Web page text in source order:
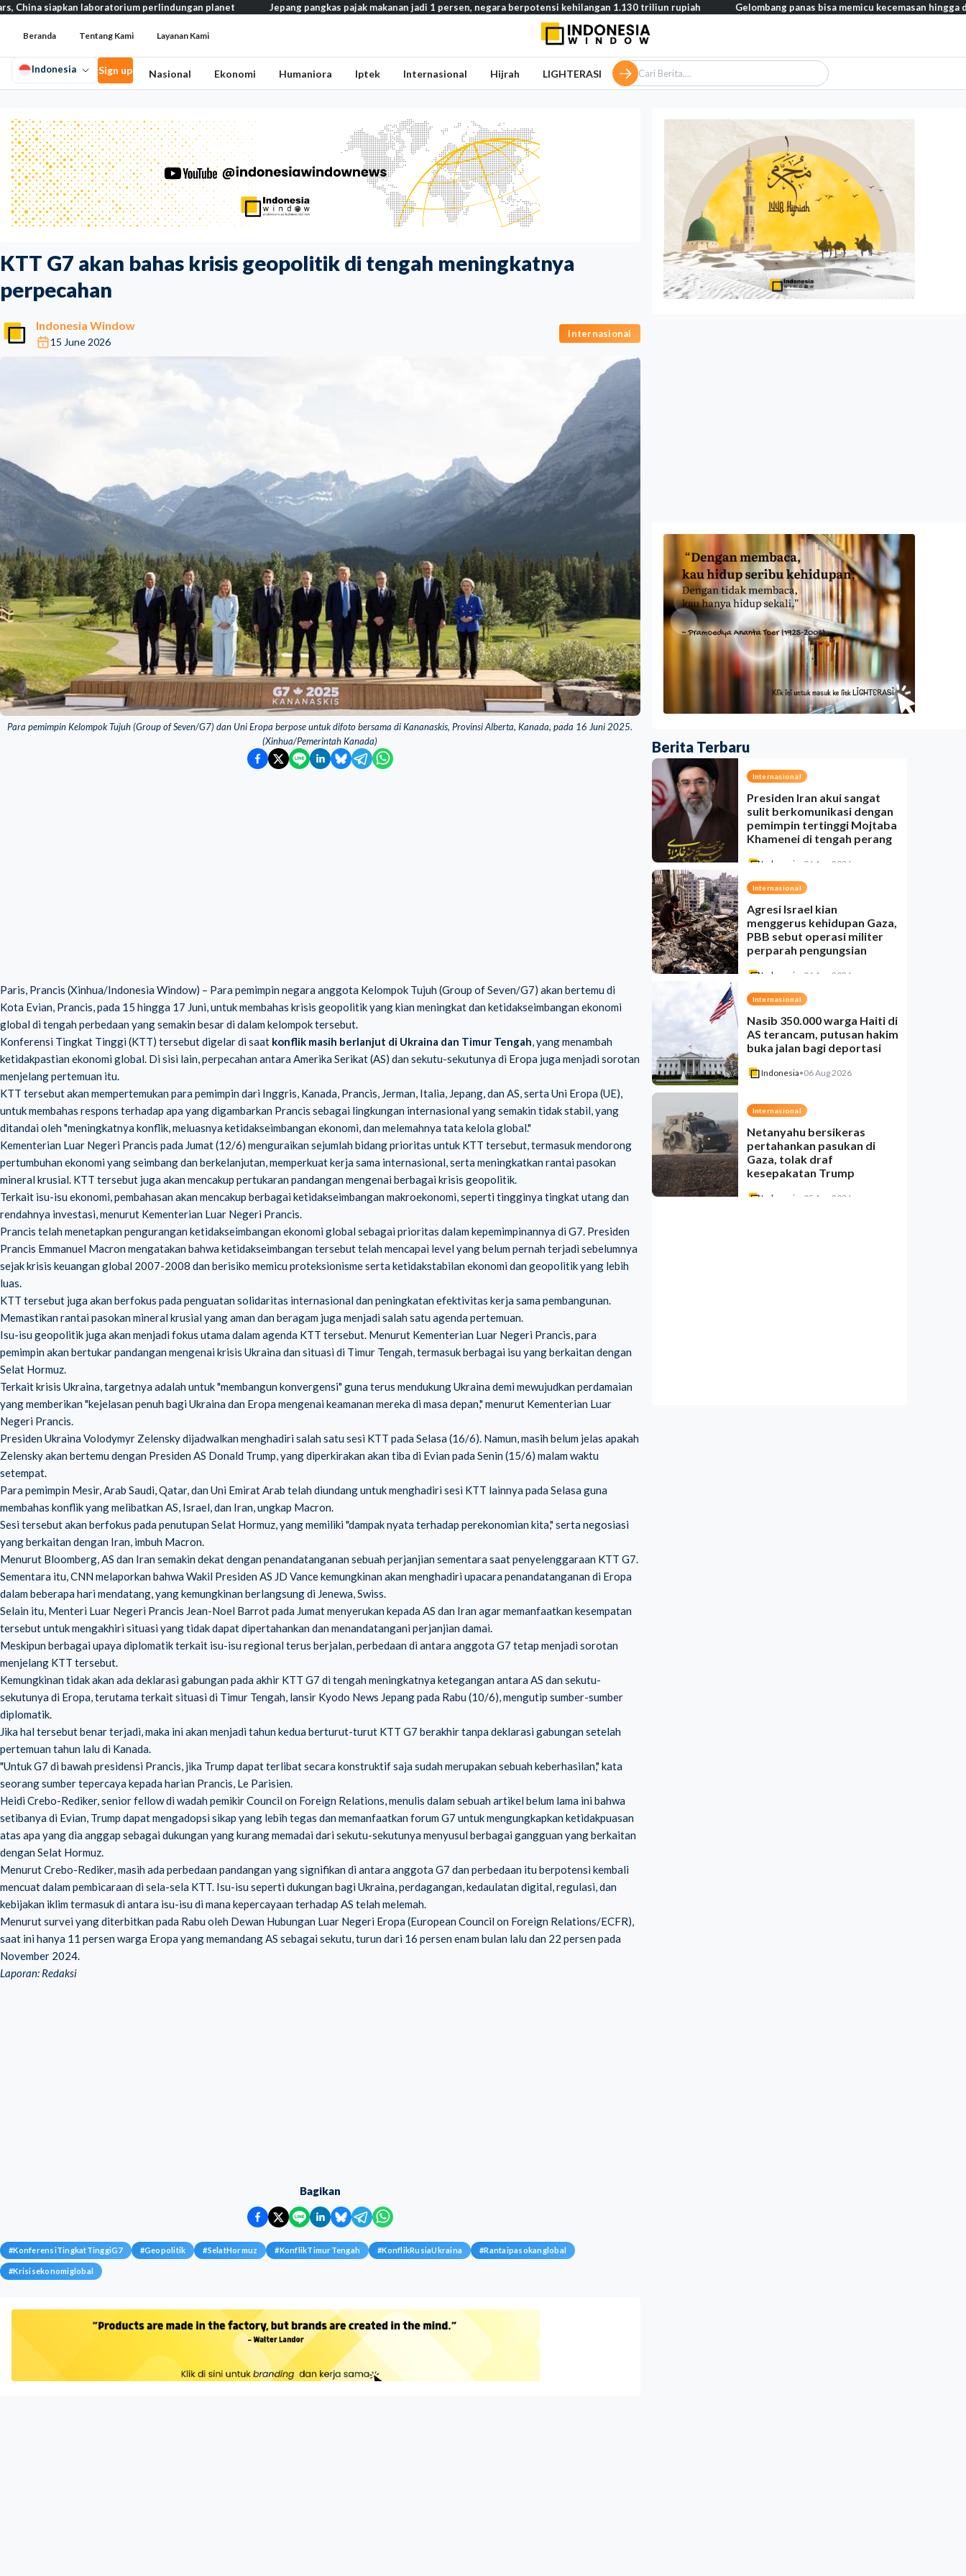
KTT G7 akan bahas krisis geopolitik di tengah meningkatnya
perpecahan
Indonesia Window
15 June 2026
Internasional
Para pemimpin Kelompok Tujuh (Group of Seven/G7) dan Uni Eropa berpose untuk difoto bersama di Kananaskis, Provinsi Alberta, Kanada, pada 16 Juni 2025.
(Xinhua/Pemerintah Kanada)
Paris, Prancis (Xinhua/Indonesia Window) – Para pemimpin negara anggota Kelompok Tujuh (Group of Seven/G7) akan bertemu di
Kota Evian, Prancis, pada 15 hingga 17 Juni, untuk membahas krisis geopolitik yang kian meningkat dan ketidakseimbangan ekonomi
global di tengah perbedaan yang semakin besar di dalam kelompok tersebut.
Konferensi Tingkat Tinggi (KTT) tersebut digelar di saat konflik masih berlanjut di Ukraina dan Timur Tengah, yang menambah
ketidakpastian ekonomi global. Di sisi lain, perpecahan antara Amerika Serikat (AS) dan sekutu-sekutunya di Eropa juga menjadi sorotan
menjelang pertemuan itu.
KTT tersebut akan mempertemukan para pemimpin dari Inggris, Kanada, Prancis, Jerman, Italia, Jepang, dan AS, serta Uni Eropa (UE),
untuk membahas respons terhadap apa yang digambarkan Prancis sebagai lingkungan internasional yang semakin tidak stabil, yang
ditandai oleh "meningkatnya konflik, meluasnya ketidakseimbangan ekonomi, dan melemahnya tata kelola global."
Kementerian Luar Negeri Prancis pada Jumat (12/6) menguraikan sejumlah bidang prioritas untuk KTT tersebut, termasuk mendorong
pertumbuhan ekonomi yang seimbang dan berkelanjutan, memperkuat kerja sama internasional, serta meningkatkan rantai pasokan
mineral krusial. KTT tersebut juga akan mencakup pertukaran pandangan mengenai berbagai krisis geopolitik.
Terkait isu-isu ekonomi, pembahasan akan mencakup berbagai ketidakseimbangan makroekonomi, seperti tingginya tingkat utang dan
rendahnya investasi, menurut Kementerian Luar Negeri Prancis.
Prancis telah menetapkan pengurangan ketidakseimbangan ekonomi global sebagai prioritas dalam kepemimpinannya di G7. Presiden
Prancis Emmanuel Macron mengatakan bahwa ketidakseimbangan tersebut telah mencapai level yang belum pernah terjadi sebelumnya
sejak krisis keuangan global 2007-2008 dan berisiko memicu proteksionisme serta ketidakstabilan ekonomi dan geopolitik yang lebih
luas.
KTT tersebut juga akan berfokus pada penguatan solidaritas internasional dan peningkatan efektivitas kerja sama pembangunan.
Memastikan rantai pasokan mineral krusial yang aman dan beragam juga menjadi salah satu agenda pertemuan.
Isu-isu geopolitik juga akan menjadi fokus utama dalam agenda KTT tersebut. Menurut Kementerian Luar Negeri Prancis, para
pemimpin akan bertukar pandangan mengenai krisis Ukraina dan situasi di Timur Tengah, termasuk berbagai isu yang berkaitan dengan
Selat Hormuz.
Terkait krisis Ukraina, targetnya adalah untuk "membangun konvergensi" guna terus mendukung Ukraina demi mewujudkan perdamaian
yang memberikan "kejelasan penuh bagi Ukraina dan Eropa mengenai keamanan mereka di masa depan," menurut Kementerian Luar
Negeri Prancis.
Presiden Ukraina Volodymyr Zelensky dijadwalkan menghadiri salah satu sesi KTT pada Selasa (16/6). Namun, masih belum jelas apakah
Zelensky akan bertemu dengan Presiden AS Donald Trump, yang diperkirakan akan tiba di Evian pada Senin (15/6) malam waktu
setempat.
Para pemimpin Mesir, Arab Saudi, Qatar, dan Uni Emirat Arab telah diundang untuk menghadiri sesi KTT lainnya pada Selasa guna
membahas konflik yang melibatkan AS, Israel, dan Iran, ungkap Macron.
Sesi tersebut akan berfokus pada penutupan Selat Hormuz, yang memiliki "dampak nyata terhadap perekonomian kita," serta negosiasi
yang berkaitan dengan Iran, imbuh Macron.
Menurut Bloomberg, AS dan Iran semakin dekat dengan penandatanganan sebuah perjanjian sementara saat penyelenggaraan KTT G7.
Sementara itu, CNN melaporkan bahwa Wakil Presiden AS JD Vance kemungkinan akan menghadiri upacara penandatanganan di Eropa
dalam beberapa hari mendatang, yang kemungkinan berlangsung di Jenewa, Swiss.
Selain itu, Menteri Luar Negeri Prancis Jean-Noel Barrot pada Jumat menyerukan kepada AS dan Iran agar memanfaatkan kesempatan
tersebut untuk mengakhiri situasi yang tidak dapat dipertahankan dan menandatangani perjanjian damai.
Meskipun berbagai upaya diplomatik terkait isu-isu regional terus berjalan, perbedaan di antara anggota G7 tetap menjadi sorotan
menjelang KTT tersebut.
Kemungkinan tidak akan ada deklarasi gabungan pada akhir KTT G7 di tengah meningkatnya ketegangan antara AS dan sekutu-
sekutunya di Eropa, terutama terkait situasi di Timur Tengah, lansir Kyodo News Jepang pada Rabu (10/6), mengutip sumber-sumber
diplomatik.
Jika hal tersebut benar terjadi, maka ini akan menjadi tahun kedua berturut-turut KTT G7 berakhir tanpa deklarasi gabungan setelah
pertemuan tahun lalu di Kanada.
"Untuk G7 di bawah presidensi Prancis, jika Trump dapat terlibat secara konstruktif saja sudah merupakan sebuah keberhasilan," kata
seorang sumber tepercaya kepada harian Prancis, Le Parisien.
Heidi Crebo-Rediker, senior fellow di wadah pemikir Council on Foreign Relations, menulis dalam sebuah artikel belum lama ini bahwa
setibanya di Evian, Trump dapat mengadopsi sikap yang lebih tegas dan memanfaatkan forum G7 untuk mengungkapkan ketidakpuasan
atas apa yang dia anggap sebagai dukungan yang kurang memadai dari sekutu-sekutunya menyusul berbagai gangguan yang berkaitan
dengan Selat Hormuz.
Menurut Crebo-Rediker, masih ada perbedaan pandangan yang signifikan di antara anggota G7 dan perbedaan itu berpotensi kembali
mencuat dalam pembicaraan di sela-sela KTT. Isu-isu seperti dukungan bagi Ukraina, perdagangan, kedaulatan digital, regulasi, dan
kebijakan iklim termasuk di antara isu-isu di mana kepercayaan terhadap AS telah melemah.
Menurut survei yang diterbitkan pada Rabu oleh Dewan Hubungan Luar Negeri Eropa (European Council on Foreign Relations/ECFR),
saat ini hanya 11 persen warga Eropa yang memandang AS sebagai sekutu, turun dari 16 persen enam bulan lalu dan 22 persen pada
November 2024.
Laporan: Redaksi
Bagikan
#KonferensiTingkatTinggiG7 #Geopolitik #SelatHormuz #KonflikTimurTengah #KonflikRusiaUkraina #Rantaipasokanglobal
#Krisisekonomiglobal
Berita Terbaru
Internasional
Presiden Iran akui sangat
sulit berkomunikasi dengan
pemimpin tertinggi Mojtaba
Khamenei di tengah perang
Indonesia 06 Aug 2026
Internasional
Agresi Israel kian
menggerus kehidupan Gaza,
PBB sebut operasi militer
perparah pengungsian
Indonesia 06 Aug 2026
Internasional
Nasib 350.000 warga Haiti di
AS terancam, putusan hakim
buka jalan bagi deportasi
Indonesia•06 Aug 2026
Internasional
Netanyahu bersikeras
pertahankan pasukan di
Gaza, tolak draf
kesepakatan Trump
Indonesia 05 Aug 2026
laboratorium perlindungan planet Jepang pangkas pajak makanan jadi 1 persen, negara berpotensi kehilangan 1.130 triliun rupiah Gelombang panas bisa memicu kecemasan hingga depresi pada
Beranda Tentang Kami Layanan Kami
Indonesia Sign up Nasional Ekonomi Humaniora Iptek Internasional Hijrah LIGHTERASI